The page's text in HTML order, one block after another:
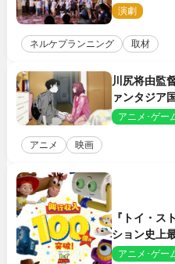
ン・ワーク
日】
演劇
ネルケプランニング 取材
川尻将由監
ァンタジア
客賞・金賞受
アニメ･ゲー
アニメ 映画
『トイ・ス
ション史上
リーズNo.1
アニメ･ゲー